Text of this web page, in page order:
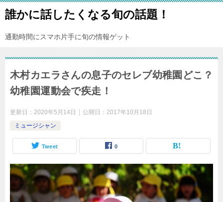
誰かに話したくなる旬の話題！
通勤時間にスマホ片手に旬の情報ゲット
木村カエラさんの息子のセレブ幼稚園どこ？
幼稚園運動会で疾走！
更新日： 2020年5月14日 公開日： 2017年10月18日
ミュージシャン
Tweet 0